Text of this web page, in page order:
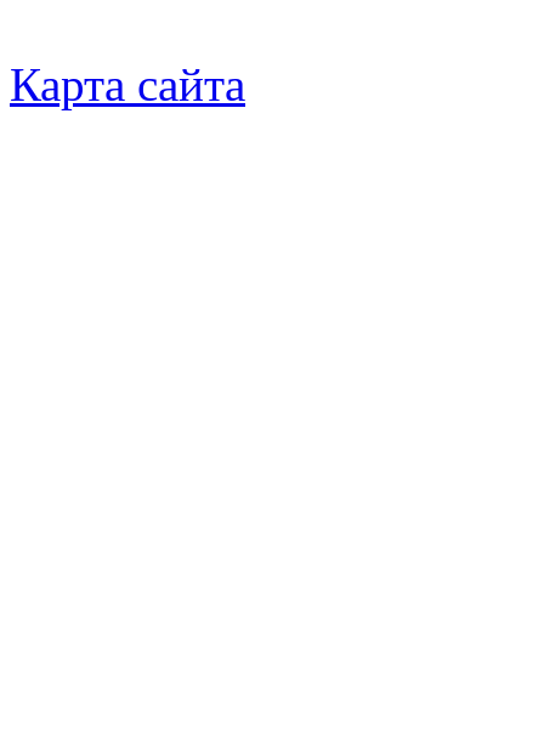
Карта сайта